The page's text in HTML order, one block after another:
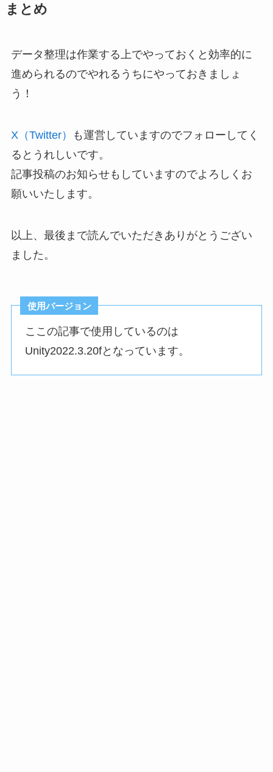
まとめ
データ整理は作業する上でやっておくと効率的に
進められるのでやれるうちにやっておきましょ
う！
X（Twitter）
も運営していますのでフォローしてく
るとうれしいです。
記事投稿のお知らせもしていますのでよろしくお
願いいたします。
以上、最後まで読んでいただきありがとうござい
ました。
使用バージョン
ここの記事で使用しているのは
Unity2022.3.20fとなっています。